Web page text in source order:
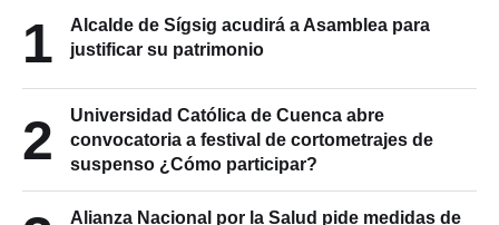
1
Alcalde de Sígsig acudirá a Asamblea para
justificar su patrimonio
2
Universidad Católica de Cuenca abre
convocatoria a festival de cortometrajes de
suspenso ¿Cómo participar?
Alianza Nacional por la Salud pide medidas de